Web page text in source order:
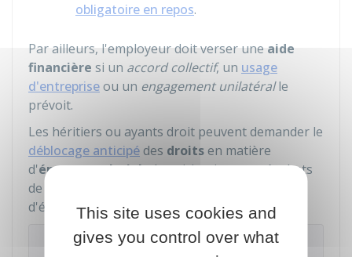
obligatoire en repos.
Par ailleurs, l'employeur doit verser une aide
financière si un accord collectif, un usage
d'entrepriseou un engagement unilatéralle
prévoit.
Les héritiers ou ayants droit peuvent demander le
déblocage anticipédes droitsen matière
d'épargne salariale(participation aux résultats
de l'entreprise, réserve spéciale ou plan
d'épargne d'entreprise...).
À savoir
This site uses cookies and
gives you control over what